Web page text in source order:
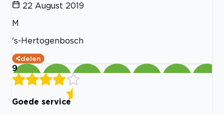
22 August 2019
M
's-Hertogenbosch
delen
9
Goede service